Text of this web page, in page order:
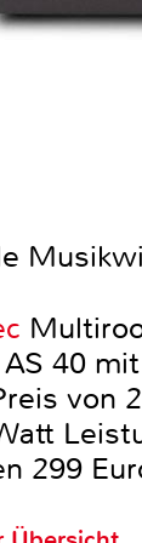
40
von
299